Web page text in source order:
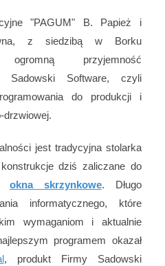
"PAGUM" B. Papież i
z siedzibą w Borku
przyjemność
Sadowski Software, czyli
do produkcji i
drzwiowej.
jest tradycyjna stolarka
dziś zaliczane do
okna skrzynkowe. Długo
informatycznego, które
wymaganiom i aktualnie
programem okazał
, produkt Firmy Sadowski